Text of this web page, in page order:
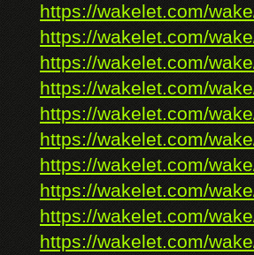
https://wakelet.com/
https://wakelet.com/
https://wakelet.com/
https://wakelet.com/
https://wakelet.com/
https://wakelet.com/
https://wakelet.com/
https://wakelet.com/
https://wakelet.com/
https://wakelet.com/